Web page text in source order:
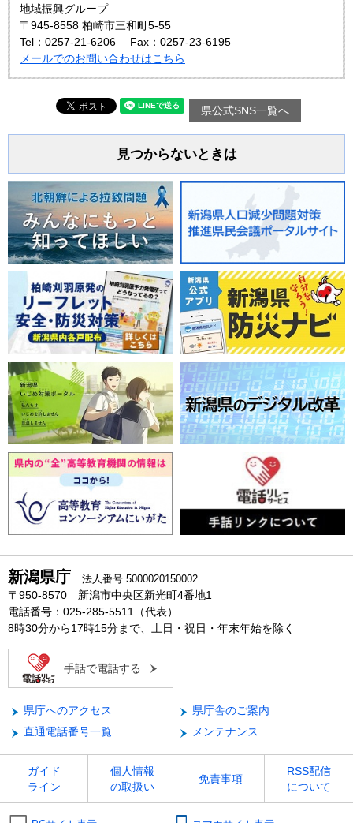
地域振興グループ
〒945-8558 柏崎市三和町5-55
Tel：0257-21-6206
Fax：0257-23-6195
メールでのお問い合わせはこちら
県公式SNS一覧へ
見つからないときは
新潟県庁 法人番号 5000020150002
〒950-8570 新潟市中央区新光町4番地1
電話番号：025-285-5511（代表）
8時30分から17時15分まで、土日・祝日・年末年始を除く
手話で電話する
県庁へのアクセス
県庁舎のご案内
直通電話番号一覧
メンテナンス
ガイド
ライン
個人情報
の取扱い
免責事項
RSS配信
について